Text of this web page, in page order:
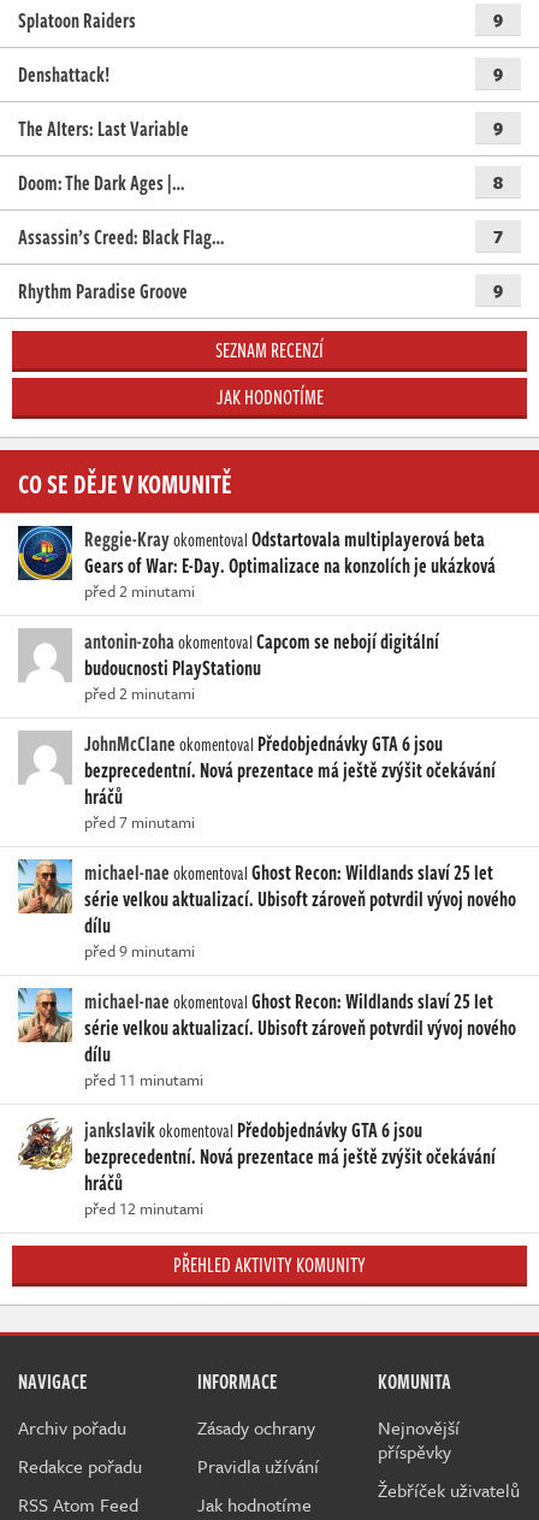
Splatoon Raiders 9
Denshattack! 9
The Alters: Last Variable 9
Doom: The Dark Ages |… 8
Assassin’s Creed: Black Flag… 7
Rhythm Paradise Groove 9
SEZNAM RECENZÍ
JAK HODNOTÍME
CO SE DĚJE V KOMUNITĚ
Reggie-KrayokomentovalOdstartovala multiplayerová beta
Gears of War: E-Day. Optimalizace na konzolích je ukázková
před 2 minutami
antonin-zohaokomentovalCapcom se nebojí digitální
budoucnosti PlayStationu
před 2 minutami
JohnMcClaneokomentoval Předobjednávky GTA 6 jsou
bezprecedentní. Nová prezentace má ještě zvýšit očekávání
hráčů
před 7 minutami
michael-naeokomentovalGhost Recon: Wildlands slaví 25 let
série velkou aktualizací. Ubisoft zároveň potvrdil vývoj nového
dílu
před 9 minutami
michael-naeokomentovalGhost Recon: Wildlands slaví 25 let
série velkou aktualizací. Ubisoft zároveň potvrdil vývoj nového
dílu
před 11 minutami
jankslavikokomentoval Předobjednávky GTA 6 jsou
bezprecedentní. Nová prezentace má ještě zvýšit očekávání
hráčů
před 12 minutami
PŘEHLED AKTIVITY KOMUNITY
NAVIGACE
Archiv pořadu
Redakce pořadu
RSS Atom Feed
INFORMACE
Zásady ochrany
Pravidla užívání
Jak hodnotíme
KOMUNITA
Nejnovější
příspěvky
Žebříček uživatelů